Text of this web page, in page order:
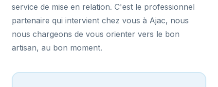
service de mise en relation. C'est le professionnel
partenaire qui intervient chez vous à Ajac, nous
nous chargeons de vous orienter vers le bon
artisan, au bon moment.